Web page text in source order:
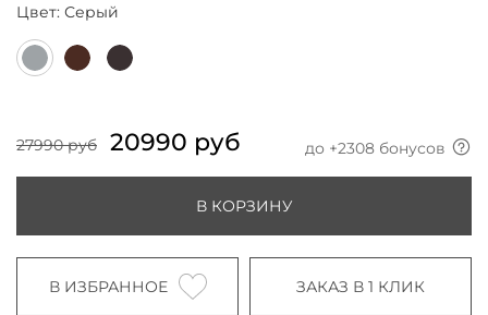
Цвет: Серый
27990 руб 20990 руб до +2308 бонусов
В КОРЗИНУ
В ИЗБРАННОЕ ЗАКАЗ В 1 КЛИК